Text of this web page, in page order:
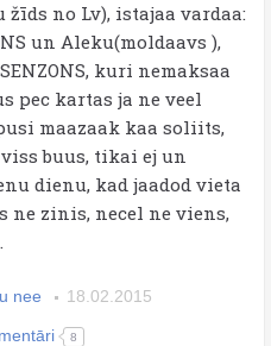
no Lv), istajaa vardaa:
un Aleku(moldaavs ),
kuri nemaksaa
pec kartas ja ne veel
maazaak kaa soliits,
buus, tikai ej un
dienu, kad jaadod vieta
zinis, necel ne viens,
nee 18.02.2015
8